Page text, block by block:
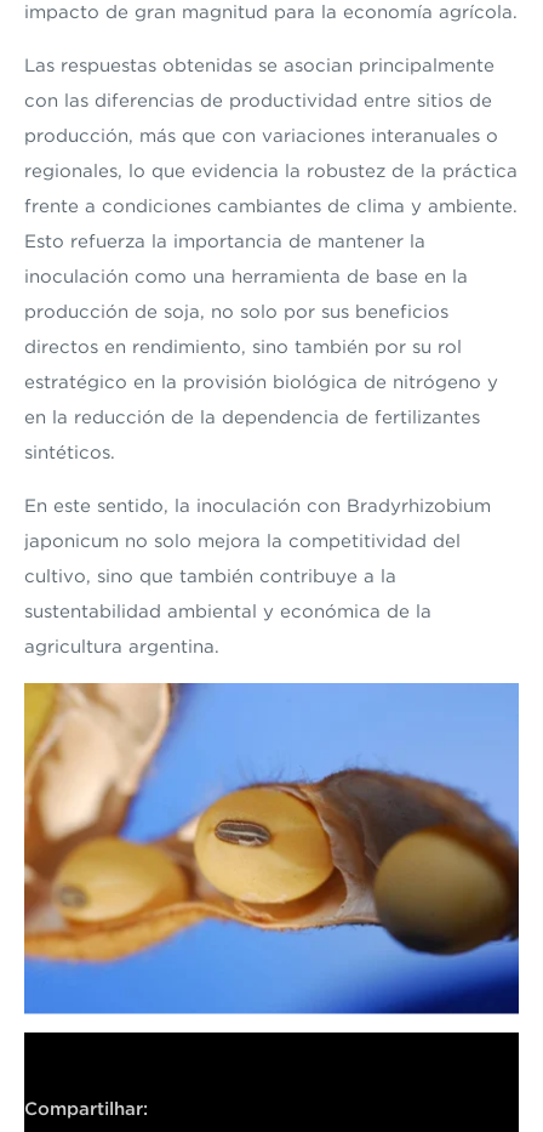
impacto de gran magnitud para la economía agrícola.
Las respuestas obtenidas se asocian principalmente
con las diferencias de productividad entre sitios de
producción, más que con variaciones interanuales o
regionales, lo que evidencia la robustez de la práctica
frente a condiciones cambiantes de clima y ambiente.
Esto refuerza la importancia de mantener la
inoculación como una herramienta de base en la
producción de soja, no solo por sus beneficios
directos en rendimiento, sino también por su rol
estratégico en la provisión biológica de nitrógeno y
en la reducción de la dependencia de fertilizantes
sintéticos.
En este sentido, la inoculación con Bradyrhizobium
japonicum no solo mejora la competitividad del
cultivo, sino que también contribuye a la
sustentabilidad ambiental y económica de la
agricultura argentina.
Compartilhar: